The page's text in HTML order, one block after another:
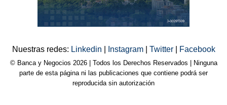
Nuestras redes: Linkedin Instagram Twitter Facebook
© Banca y Negocios 2026 | Todos los Derechos Reservados | Ninguna
parte de esta página ni las publicaciones que contiene podrá ser
reproducida sin autorización